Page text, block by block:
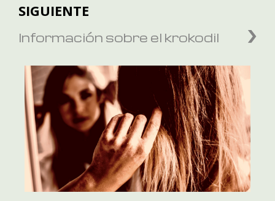
SIGUIENTE
Información sobre el krokodil